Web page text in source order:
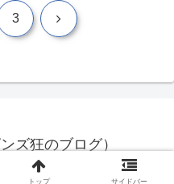
3 次
ズ狂のブログ）
ゴンズ狂のブログ）.
トップ サイドバー